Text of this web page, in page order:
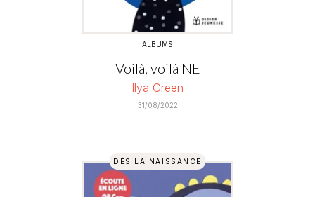
ALBUMS
Voilà, voilà NE
Ilya Green
31/08/2022
DÈS LA NAISSANCE